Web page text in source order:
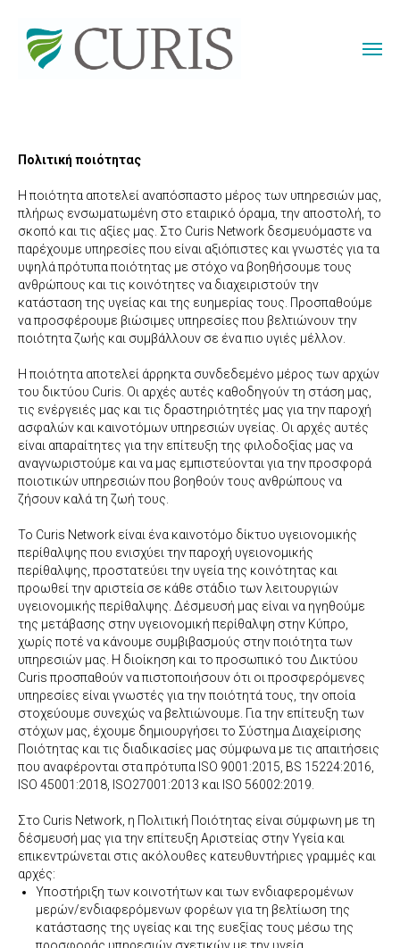
Πολιτική ποιότητας
Η ποιότητα αποτελεί αναπόσπαστο μέρος των υπηρεσιών μας,
πλήρως ενσωματωμένη στο εταιρικό όραμα, την αποστολή, το
σκοπό και τις αξίες μας. Στο Curis Network δεσμευόμαστε να
παρέχουμε υπηρεσίες που είναι αξιόπιστες και γνωστές για τα
υψηλά πρότυπα ποιότητας με στόχο να βοηθήσουμε τους
ανθρώπους και τις κοινότητες να διαχειριστούν την
κατάσταση της υγείας και της ευημερίας τους. Προσπαθούμε
να προσφέρουμε βιώσιμες υπηρεσίες που βελτιώνουν την
ποιότητα ζωής και συμβάλλουν σε ένα πιο υγιές μέλλον.
Η ποιότητα αποτελεί άρρηκτα συνδεδεμένο μέρος των αρχών
του δικτύου Curis. Οι αρχές αυτές καθοδηγούν τη στάση μας,
τις ενέργειές μας και τις δραστηριότητές μας για την παροχή
ασφαλών και καινοτόμων υπηρεσιών υγείας. Οι αρχές αυτές
είναι απαραίτητες για την επίτευξη της φιλοδοξίας μας να
αναγνωριστούμε και να μας εμπιστεύονται για την προσφορά
ποιοτικών υπηρεσιών που βοηθούν τους ανθρώπους να
ζήσουν καλά τη ζωή τους.
Το Curis Network είναι ένα καινοτόμο δίκτυο υγειονομικής
περίθαλψης που ενισχύει την παροχή υγειονομικής
περίθαλψης, προστατεύει την υγεία της κοινότητας και
προωθεί την αριστεία σε κάθε στάδιο των λειτουργιών
υγειονομικής περίθαλψης. Δέσμευσή μας είναι να ηγηθούμε
της μετάβασης στην υγειονομική περίθαλψη στην Κύπρο,
χωρίς ποτέ να κάνουμε συμβιβασμούς στην ποιότητα των
υπηρεσιών μας. Η διοίκηση και το προσωπικό του Δικτύου
Curis προσπαθούν να πιστοποιήσουν ότι οι προσφερόμενες
υπηρεσίες είναι γνωστές για την ποιότητά τους, την οποία
στοχεύουμε συνεχώς να βελτιώνουμε. Για την επίτευξη των
στόχων μας, έχουμε δημιουργήσει το Σύστημα Διαχείρισης
Ποιότητας και τις διαδικασίες μας σύμφωνα με τις απαιτήσεις
που αναφέρονται στα πρότυπα ISO 9001:2015, BS 15224:2016,
ISO 45001:2018, ISO27001:2013 και ISO 56002:2019.
Στο Curis Network, η Πολιτική Ποιότητας είναι σύμφωνη με τη
δέσμευσή μας για την επίτευξη Αριστείας στην Υγεία και
επικεντρώνεται στις ακόλουθες κατευθυντήριες γραμμές και
αρχές:
Υποστήριξη των κοινοτήτων και των ενδιαφερομένων
μερών/ενδιαφερόμενων φορέων για τη βελτίωση της
κατάστασης της υγείας και της ευεξίας τους μέσω της